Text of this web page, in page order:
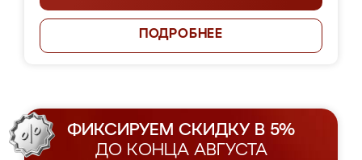
ПОДРОБНЕЕ
ФИКСИРУЕМ СКИДКУ В 5%
ДО КОНЦА АВГУСТА